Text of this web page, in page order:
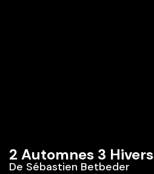
2 Automnes 3 Hivers
De Sébastien Betbeder